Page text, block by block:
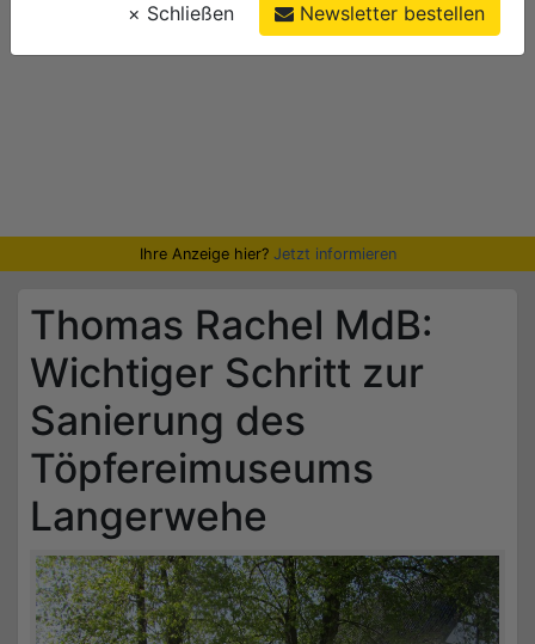
Ihre Anzeige hier? Jetzt informieren
Thomas Rachel MdB:
Wichtiger Schritt zur
Sanierung des
Töpfereimuseums
Langerwehe
× Schließen Newsletter bestellen